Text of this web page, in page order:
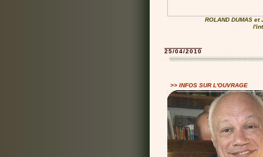
ROLAND DUMAS et
25/04/2010
>> INFOS SUR L'OUVRAGE